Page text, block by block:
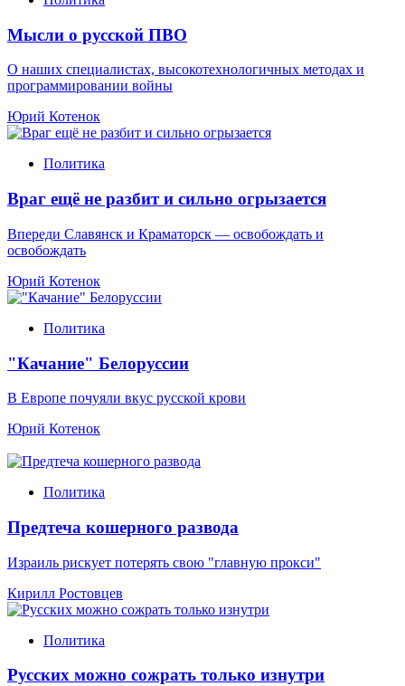
Мысли о русской ПВО
О наших специалистах, высокотехнологичных методах и
программировании войны
Юрий Котенок
Политика
Враг ещё не разбит и сильно огрызается
Впереди Славянск и Краматорск — освобождать и
освобождать
Юрий Котенок
Политика
"Качание" Белоруссии
В Европе почуяли вкус русской крови
Юрий Котенок
Политика
Предтеча кошерного развода
Израиль рискует потерять свою "главную прокси"
Кирилл Ростовцев
Политика
Русских можно сожрать только изнутри